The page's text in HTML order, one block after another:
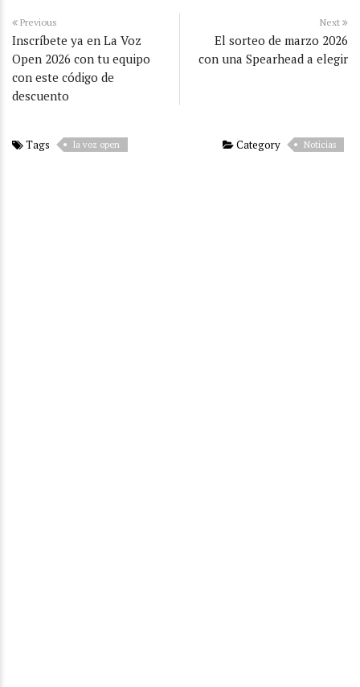
Previous
Inscríbete ya en La Voz
Open 2026 con tu equipo
con este código de
descuento
Next
El sorteo de marzo 2026
con una Spearhead a elegir
Tags la voz open Category Noticias